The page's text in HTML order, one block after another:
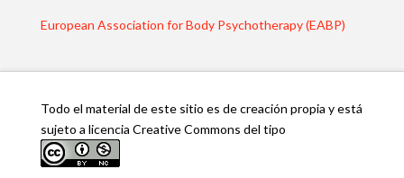
European Association for Body Psychotherapy (EABP)
Todo el material de este sitio es de creación propia y está
sujeto a licencia Creative Commons del tipo